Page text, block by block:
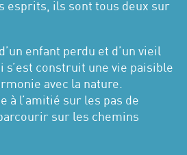
esprits, ils sont tous deux sur
enfant perdu et d’un vieil
s’est construit une vie paisible
avec la nature.
à l’amitié sur les pas de
sur les chemins